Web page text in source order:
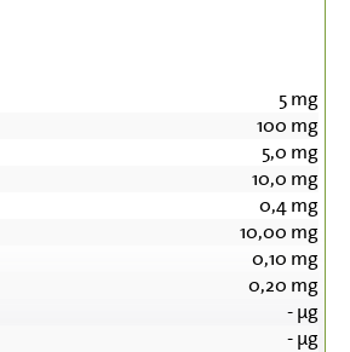
5mg
100 mg
5,0 mg
10,0 mg
0,4mg
10,00 mg
0,10 mg
0,20 mg
-µg
-µg